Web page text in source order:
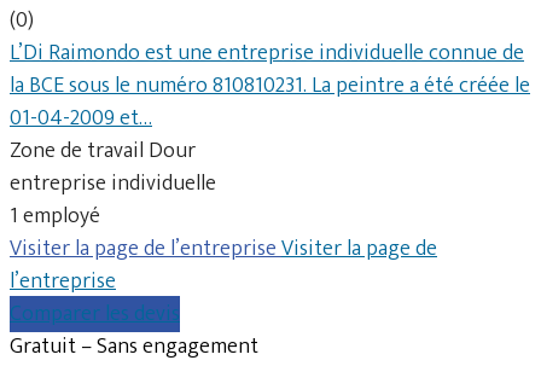
(0)
L’Di Raimondo est une entreprise individuelle connue de
la BCE sous le numéro 810810231. La peintre a été créée le
01-04-2009 et…
Zone de travail Dour
entreprise individuelle
1 employé
Visiter la page de l’entrepriseVisiter la page de
l’entreprise
Comparer les devis
Gratuit – Sans engagement